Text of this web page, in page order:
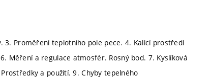
3. Proměření teplotního pole pece. 4. Kalicí prostředí
Měření a regulace atmosfér. Rosný bod. 7. Kyslíková
a použití. 9. Chyby tepelného